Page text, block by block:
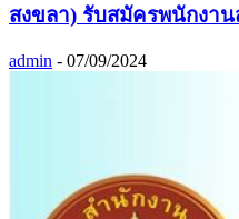
สงขลา) รับสมัครพนักงา
admin - 07/09/2024